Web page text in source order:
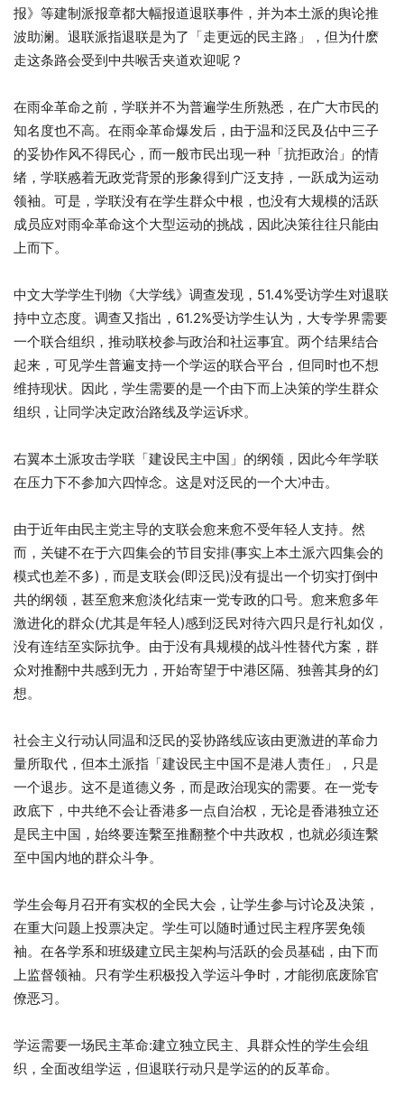
报》等建制派报章都大幅报道退联事件，并为本土派的舆论推
波助澜。退联派指退联是为了「走更远的民主路」，但为什麽
走这条路会受到中共喉舌夹道欢迎呢？
在雨伞革命之前，学联并不为普遍学生所熟悉，在广大市民的
知名度也不高。在雨伞革命爆发后，由于温和泛民及佔中三子
的妥协作风不得民心，而一般市民出现一种「抗拒政治」的情
绪，学联慼着无政党背景的形象得到广泛支持，一跃成为运动
领袖。可是，学联没有在学生群众中根，也没有大规模的活跃
成员应对雨伞革命这个大型运动的挑战，因此决策往往只能由
上而下。
中文大学学生刊物《大学线》调查发现，51.4%受访学生对退联
持中立态度。调查又指出，61.2%受访学生认为，大专学界需要
一个联合组织，推动联校参与政治和社运事宜。两个结果结合
起来，可见学生普遍支持一个学运的联合平台，但同时也不想
维持现状。因此，学生需要的是一个由下而上决策的学生群众
组织，让同学决定政治路线及学运诉求。
右翼本土派攻击学联「建设民主中国」的纲领，因此今年学联
在压力下不参加六四悼念。这是对泛民的一个大冲击。
由于近年由民主党主导的支联会愈来愈不受年轻人支持。然
而，关键不在于六四集会的节目安排(事实上本土派六四集会的
模式也差不多)，而是支联会(即泛民)没有提出一个切实打倒中
共的纲领，甚至愈来愈淡化结束一党专政的口号。愈来愈多年
激进化的群众(尤其是年轻人)感到泛民对待六四只是行礼如仪，
没有连结至实际抗争。由于没有具规模的战斗性替代方案，群
众对推翻中共感到无力，开始寄望于中港区隔、独善其身的幻
想。
社会主义行动认同温和泛民的妥协路线应该由更激进的革命力
量所取代，但本土派指「建设民主中国不是港人责任」，只是
一个退步。这不是道德义务，而是政治现实的需要。在一党专
政底下，中共绝不会让香港多一点自治权，无论是香港独立还
是民主中国，始终要连繫至推翻整个中共政权，也就必须连繫
至中国内地的群众斗争。
学生会每月召开有实权的全民大会，让学生参与讨论及决策，
在重大问题上投票决定。学生可以随时通过民主程序罢免领
袖。在各学系和班级建立民主架构与活跃的会员基础，由下而
上监督领袖。只有学生积极投入学运斗争时，才能彻底废除官
僚恶习。
学运需要一场民主革命:建立独立民主、具群众性的学生会组
织，全面改组学运，但退联行动只是学运的的反革命。